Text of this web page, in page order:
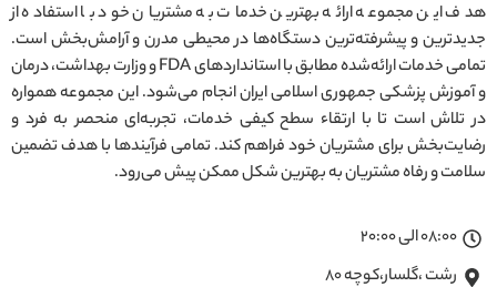
هدف این مجموعه ارائه بهترین خدمات به مشتریان خود با استفاده از
جدیدترین و پیشرفته‌ترین دستگاه‌ها در محیطی مدرن و آرامش‌بخش است.
تمامی خدمات ارائه‌شده مطابق با استانداردهای FDA و وزارت بهداشت، درمان
و آموزش پزشکی جمهوری اسلامی ایران انجام می‌شود. این مجموعه همواره
در تلاش است تا با ارتقاء سطح کیفی خدمات، تجربه‌ای منحصر به فرد و
رضایت‌بخش برای مشتریان خود فراهم کند. تمامی فرآیندها با هدف تضمین
سلامت و رفاه مشتریان به بهترین شکل ممکن پیش می‌رود.
08:00 الی 20:00
رشت ،گلسار،کوچه ۸۰